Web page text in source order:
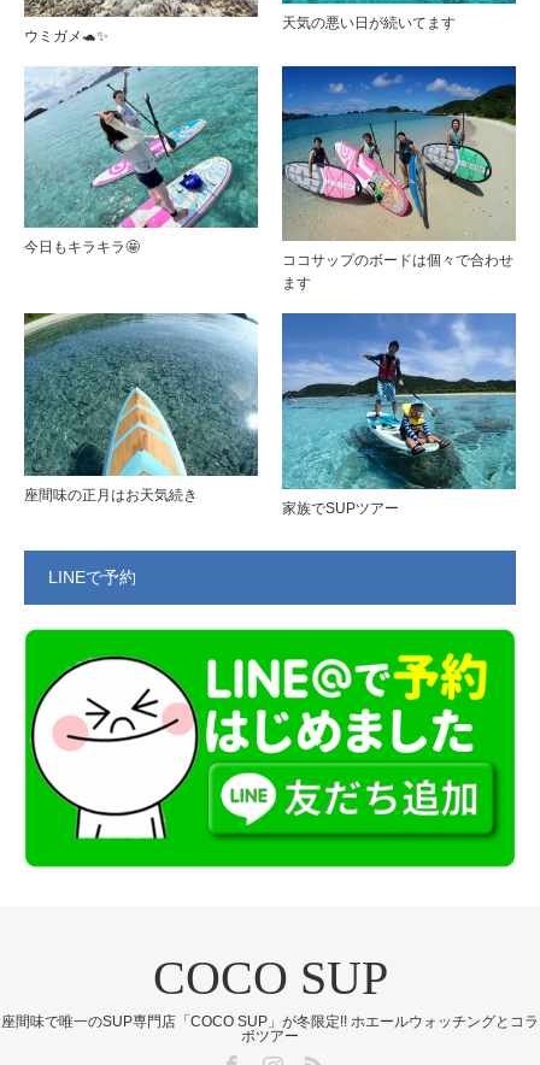
ウミガメ🐢✨
天気の悪い日が続いてます
今日もキラキラ🤩
ココサップのボードは個々で合わせ
ます
座間味の正月はお天気続き
家族でSUPツアー
LINEで予約
COCO SUP
座間味で唯一のSUP専門店「COCO SUP」が冬限定!! ホエールウォッチングとコラ
ボツアー